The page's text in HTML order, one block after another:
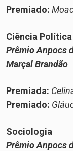
Premiado:
Ciência Política
Prêmio Anpocs
Marçal Brandão
Premiada:
Premiado:
Sociologia
Prêmio Anpocs